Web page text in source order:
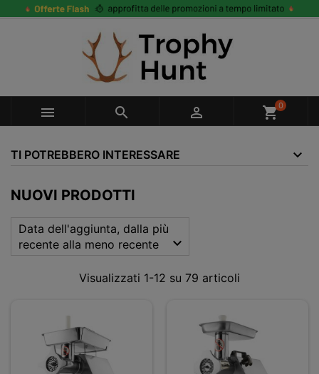
   shopping_cart0
TI POTREBBERO INTERESSARE
NUOVI PRODOTTI
Data dell'aggiunta, dalla più
recente alla meno recente

Visualizzati 1-12 su 79 articoli